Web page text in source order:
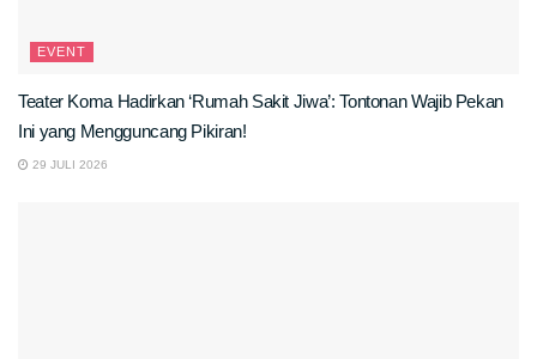
EVENT
Teater Koma Hadirkan ‘Rumah Sakit Jiwa’: Tontonan Wajib Pekan
Ini yang Mengguncang Pikiran!
29 JULI 2026